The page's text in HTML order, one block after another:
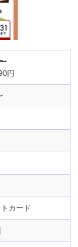
円
カード